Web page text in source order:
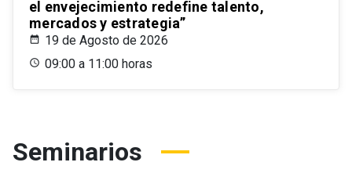
el envejecimiento redefine talento,
mercados y estrategia”
19 de Agosto de 2026
09:00 a 11:00 horas
Seminarios